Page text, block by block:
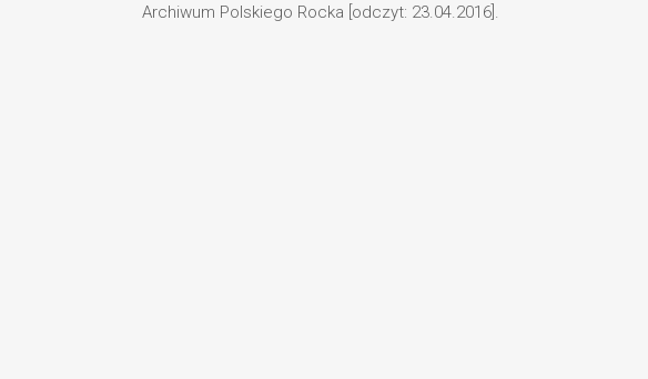
Archiwum Polskiego Rocka [odczyt: 23.04.2016].